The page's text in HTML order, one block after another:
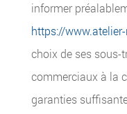
informer
https://
choix de ses sous-
commerciaux à la
garanties